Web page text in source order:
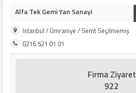
Alfa Tek Gemi Yan Sanayi
İstanbul / Ümraniye / Semt Seçilmemiş
0216 521 01 01
Firma Ziyaret
922